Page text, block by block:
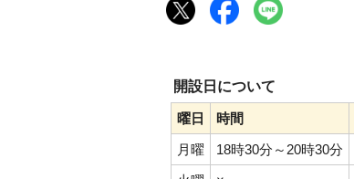
開設日について
曜日 時間
月曜
18時30分～20時30分